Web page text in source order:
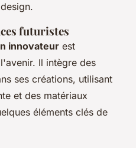
futuristes
innovateur est
Il intègre des
ses créations, utilisant
et des matériaux
éléments clés de